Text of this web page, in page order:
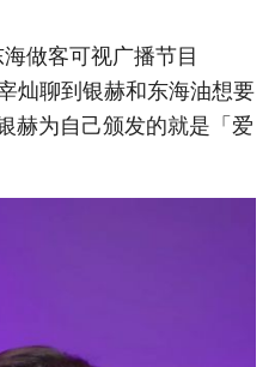
做客可视广播节目
灿聊到银赫和东海油想要
赫为自己颁发的就是「爱